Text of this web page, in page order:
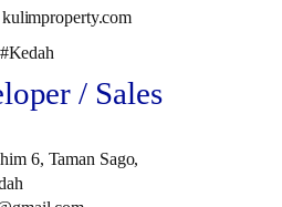
/ Sales
6, Taman Sago,